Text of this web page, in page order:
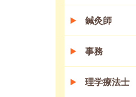
鍼灸師
事務
理学療法士